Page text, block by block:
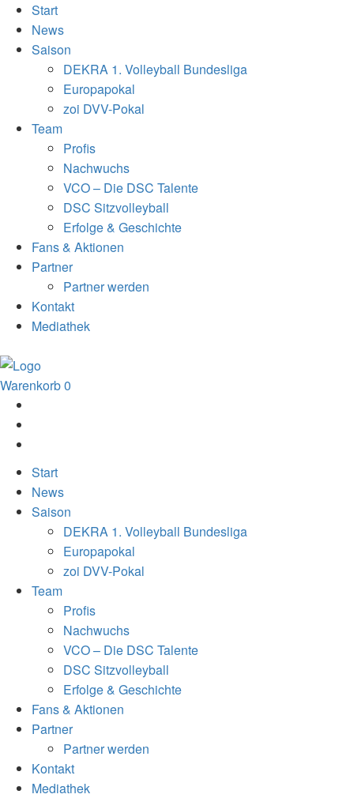
Start
News
Saison
DEKRA 1. Volleyball Bundesliga
Europapokal
zoi DVV-Pokal
Team
Profis
Nachwuchs
VCO – Die DSC Talente
DSC Sitzvolleyball
Erfolge & Geschichte
Fans & Aktionen
Partner
Partner werden
Kontakt
Mediathek
Warenkorb0
Start
News
Saison
DEKRA 1. Volleyball Bundesliga
Europapokal
zoi DVV-Pokal
Team
Profis
Nachwuchs
VCO – Die DSC Talente
DSC Sitzvolleyball
Erfolge & Geschichte
Fans & Aktionen
Partner
Partner werden
Kontakt
Mediathek